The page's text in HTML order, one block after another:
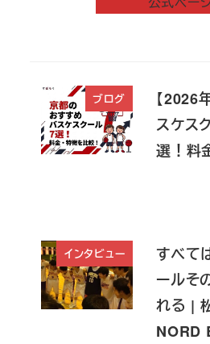
ブログ
【2026
スケス
選！料
インタビュー
すべて
ールそ
れる |
NORD